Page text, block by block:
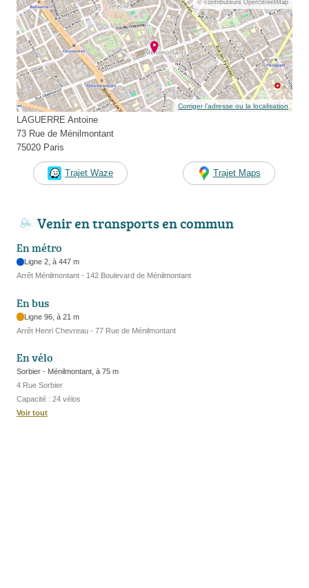
© contributeurs OpenStreetMap
Corriger l’adresse ou la localisation
LAGUERRE Antoine
73 Rue de Ménilmontant
75020 Paris
Trajet Waze Trajet Maps
Venir en transports en commun
En métro
Ligne 2, à 447 m
Arrêt Ménilmontant - 142 Boulevard de Ménilmontant
En bus
Ligne 96, à 21 m
Arrêt Henri Chevreau - 77 Rue de Ménilmontant
En vélo
Sorbier - Ménilmontant, à 75 m
4 Rue Sorbier
Capacité : 24 vélos
Voir tout